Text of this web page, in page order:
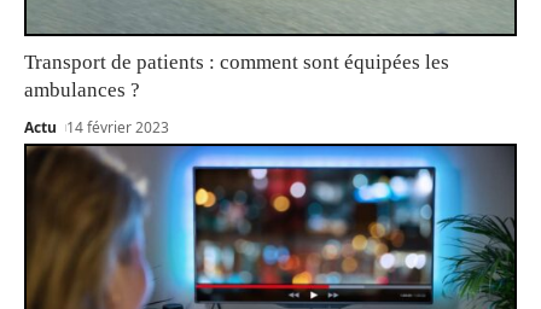
Transport de patients : comment sont équipées les
ambulances ?
Actu 14 février 2023